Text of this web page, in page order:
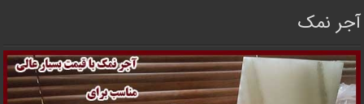
آجر نمک